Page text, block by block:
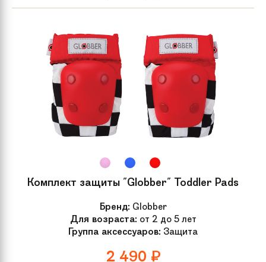
Комплект защиты "Globber" Toddler Pads
Бренд: Globber
Для возраста: от 2 до 5 лет
Группа аксессуаров: Защита
2 490 ₽